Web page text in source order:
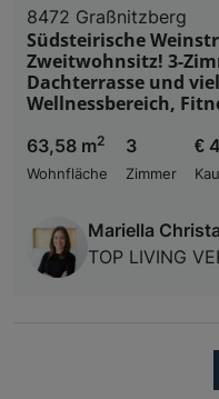
8472 Graßnitzberg
Südsteirische
Zweitwohnsitz! 3-
Dachterrasse und
Wellnessbereich,
63,58 m2
Wohnfläche
3
Zimmer
€
Mariella
TOP LIVING